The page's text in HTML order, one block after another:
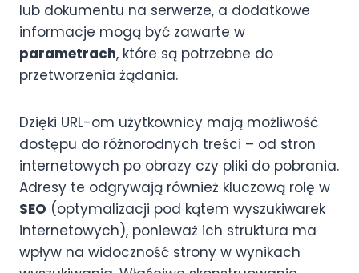
lub dokumentu na serwerze, a dodatkowe
informacje mogą być zawarte w
parametrach, które są potrzebne do
przetworzenia żądania.
Dzięki URL-om użytkownicy mają możliwość
dostępu do różnorodnych treści – od stron
internetowych po obrazy czy pliki do pobrania.
Adresy te odgrywają również kluczową rolę w
SEO (optymalizacji pod kątem wyszukiwarek
internetowych), ponieważ ich struktura ma
wpływ na widoczność strony w wynikach